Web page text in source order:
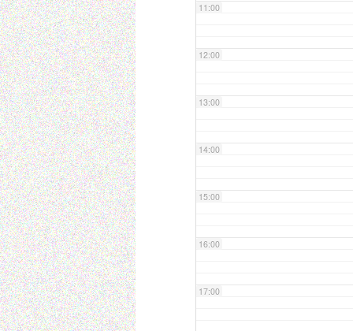
11:00
12:00
13:00
14:00
15:00
16:00
17:00